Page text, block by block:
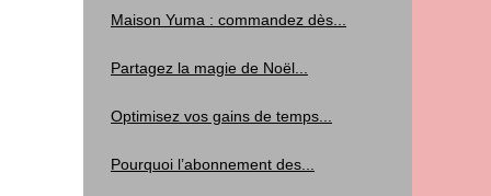
Maison Yuma : commandez dès...
Partagez la magie de Noël...
Optimisez vos gains de temps...
Pourquoi l’abonnement des...